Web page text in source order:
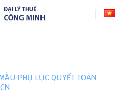
PHỤ LỤC QUYẾT TOÁN